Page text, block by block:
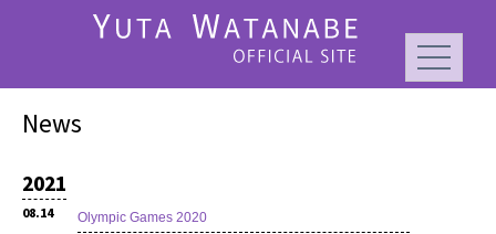
News
2021
08.14 Olympic Games 2020